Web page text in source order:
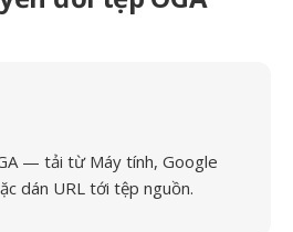
— tải từ Máy tính, Google
dán URL tới tệp nguồn.